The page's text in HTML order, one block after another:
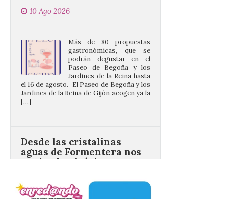
Más de 80 propuestas
Paseo de Begoña y los
Jardines de la Reina hasta
el 16 de agosto. El Paseo de Begoña y los
Jardines de la Reina de Gijón acogen ya la
[…]
envían la vigésimo
primera fotografía de
León de…viaje.